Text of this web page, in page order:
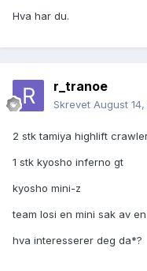
Hva har du.
r_tranoe
Skrevet August 14,
2 stk tamiya highlift
1 stk kyosho inferno gt
kyosho mini-z
team losi en mini sak av
hva interesserer deg da*?